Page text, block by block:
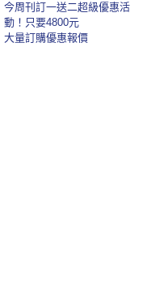
今周刊訂一送二超級優惠活
動！只要4800元
大量訂購優惠報價